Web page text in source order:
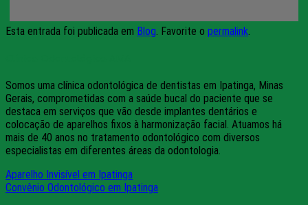
Esta entrada foi publicada em Blog. Favorite o permalink.
Somos uma clínica odontológica de dentistas em Ipatinga, Minas
Gerais, comprometidas com a saúde bucal do paciente que se
destaca em serviços que vão desde implantes dentários e
colocação de aparelhos fixos à harmonização facial. Atuamos há
mais de 40 anos no tratamento odontológico com diversos
especialistas em diferentes áreas da odontologia.
Aparelho Invisível em Ipatinga
Convênio Odontológico em Ipatinga